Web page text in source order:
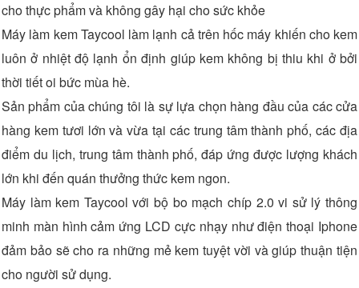
cho thực phẩm và không gây hại cho sức khỏe
Máy làm kem Taycool làm lạnh cả trên hốc máy khiến cho kem
luôn ở nhiệt độ lạnh ổn định giúp kem không bị thiu khi ở bởi
thời tiết oi bức mùa hè.
Sản phẩm của chúng tôi là sự lựa chọn hàng đầu của các cửa
hàng kem tươi lớn và vừa tại các trung tâm thành phố, các địa
điểm du lịch, trung tâm thành phố, đáp ứng được lượng khách
lớn khi đến quán thưởng thức kem ngon.
Máy làm kem Taycool với bộ bo mạch chíp 2.0 vi sử lý thông
minh màn hình cảm ứng LCD cực nhạy như điện thoại Iphone
đảm bảo sẽ cho ra những mẻ kem tuyệt vời và giúp thuận tiện
cho người sử dụng.